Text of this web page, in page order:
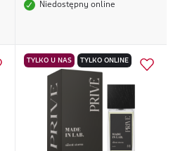
Niedostępny online
TYLKO U NAS TYLKO ONLINE